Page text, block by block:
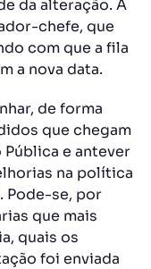
da alteração. A
chefe, que
com que a fila
a nova data.
de forma
que chegam
e antever
na política
Pode-se, por
que mais
quais os
foi enviada